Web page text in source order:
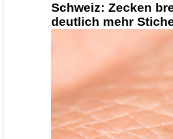
Schweiz: Zecken
deutlich mehr